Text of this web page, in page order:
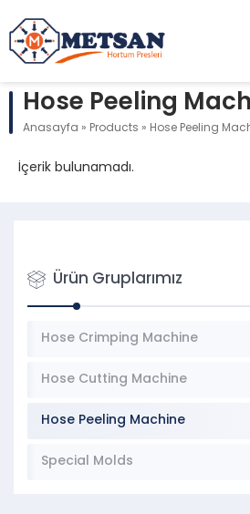
Hose Peeling
Anasayfa » Products » Hose Peeling
İçerik bulunamadı.
Ürün Gruplarımız
Hose Crimping Machine
Hose Cutting Machine
Hose Peeling Machine
Special Molds